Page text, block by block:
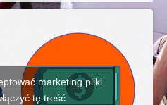
marketing pliki
tę treść